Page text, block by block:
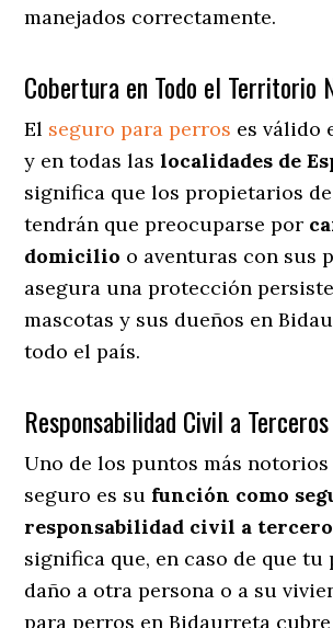
manejados correctamente.
Cobertura en Todo el Territorio
El seguro para perros es válido
y en todas laslocalidades de
significa que los propietarios
tendrán que preocuparse por
domicilio o aventuras con sus
asegura una protección
mascotas y sus dueños en
todo el país.
Responsabilidad Civil a Terceros
Uno de los puntos más notorios
seguro es su función como
responsabilidad civil a
significa que, en caso de que tu
daño a otra persona o a su
para perros en Bidaurreta